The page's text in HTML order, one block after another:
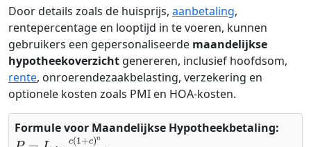
Door details zoals de huisprijs, aanbetaling,
rentepercentage en looptijd in te voeren, kunnen
gebruikers een gepersonaliseerde maandelijkse
hypotheekoverzicht genereren, inclusief hoofdsom,
rente, onroerendezaakbelasting, verzekering en
optionele kosten zoals PMI en HOA-kosten.
Formule voor Maandelijkse Hypotheekbetaling:
P=L⋅c(1+c)n(1+c)n−1